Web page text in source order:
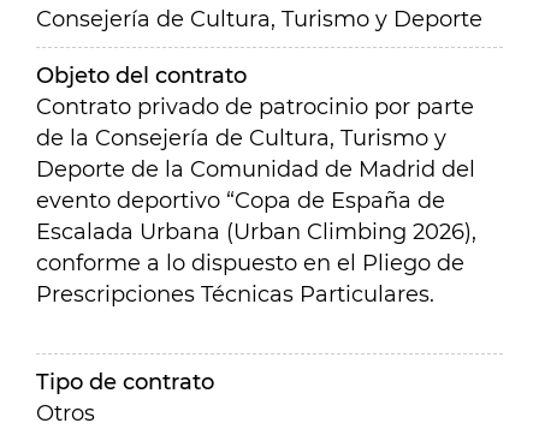
Consejería de Cultura, Turismo y Deporte
Objeto del contrato
Contrato privado de patrocinio por parte
de la Consejería de Cultura, Turismo y
Deporte de la Comunidad de Madrid del
evento deportivo “Copa de España de
Escalada Urbana (Urban Climbing 2026),
conforme a lo dispuesto en el Pliego de
Prescripciones Técnicas Particulares.
Tipo de contrato
Otros